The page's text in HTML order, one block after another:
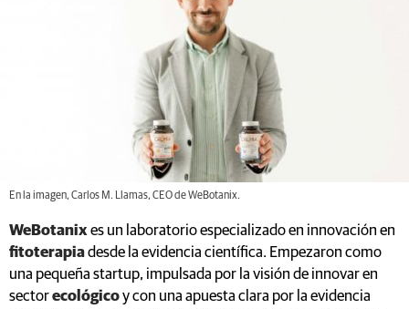
En la imagen, Carlos M. Llamas, CEO de WeBotanix.
WeBotanixes un laboratorio especializado en innovación en
fitoterapiadesde la evidencia científica. Empezaron como
una pequeña startup, impulsada por la visión de innovar en
sectorecológicoy con una apuesta clara por la evidencia